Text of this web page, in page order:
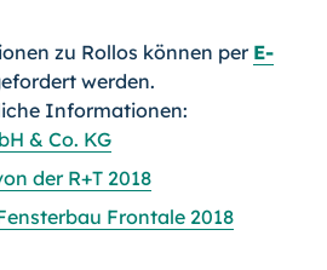
zu Rollos können per E-
werden.
Informationen:
& Co. KG
der R+T 2018
Frontale 2018